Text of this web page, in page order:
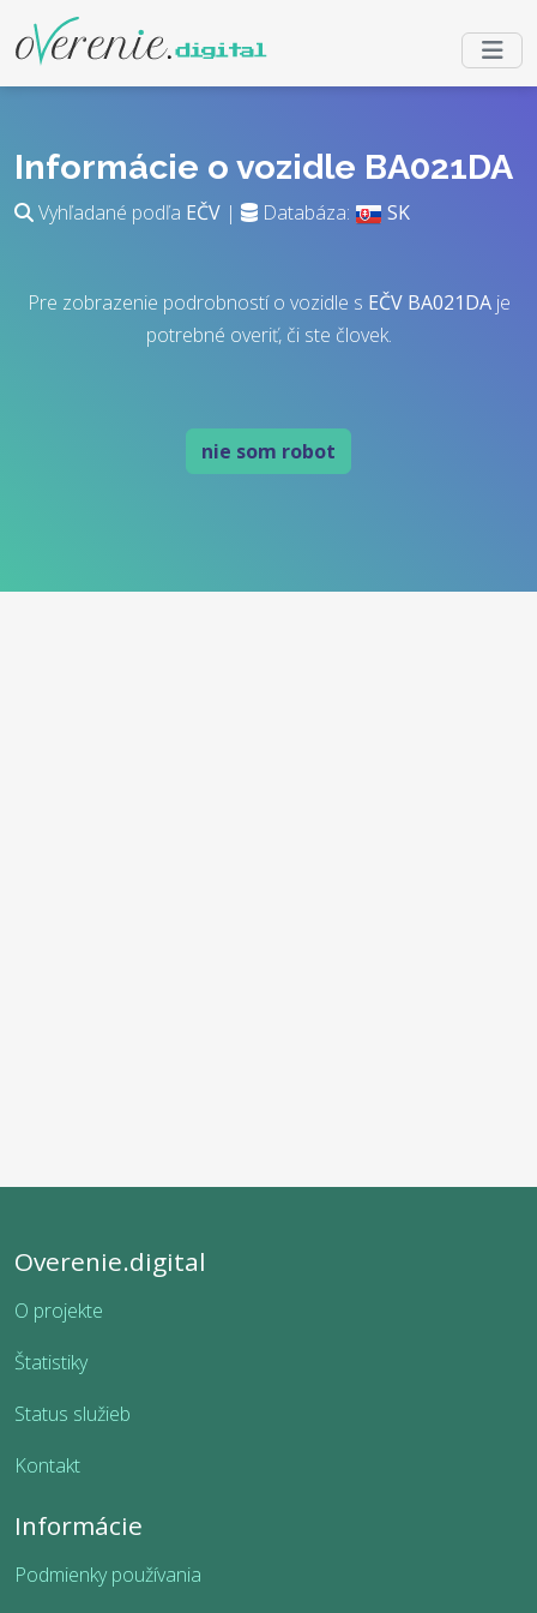
Informácie o vozidle BA021DA
Vyhľadané podľa EČV | Databáza: SK
Pre zobrazenie podrobností o vozidle s EČV BA021DAje
potrebné overiť, či ste človek.
nie som robot
Overenie.digital
O projekte
Štatistiky
Status služieb
Kontakt
Informácie
Podmienky používania